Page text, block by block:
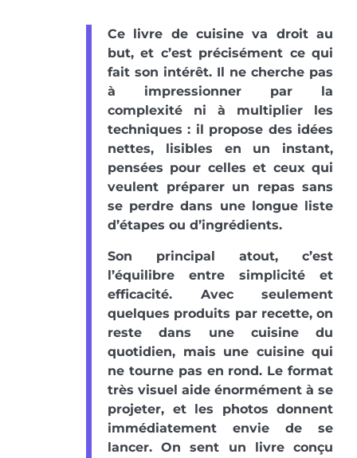
Ce livre de cuisine va droit au
but, et c’est précisément ce qui
fait son intérêt. Il ne cherche pas
à impressionner par la
complexité ni à multiplier les
techniques : il propose des idées
nettes, lisibles en un instant,
pensées pour celles et ceux qui
veulent préparer un repas sans
se perdre dans une longue liste
d’étapes ou d’ingrédients.
Son principal atout, c’est
l’équilibre entre simplicité et
efficacité. Avec seulement
quelques produits par recette, on
reste dans une cuisine du
quotidien, mais une cuisine qui
ne tourne pas en rond. Le format
très visuel aide énormément à se
projeter, et les photos donnent
immédiatement envie de se
lancer. On sent un livre conçu